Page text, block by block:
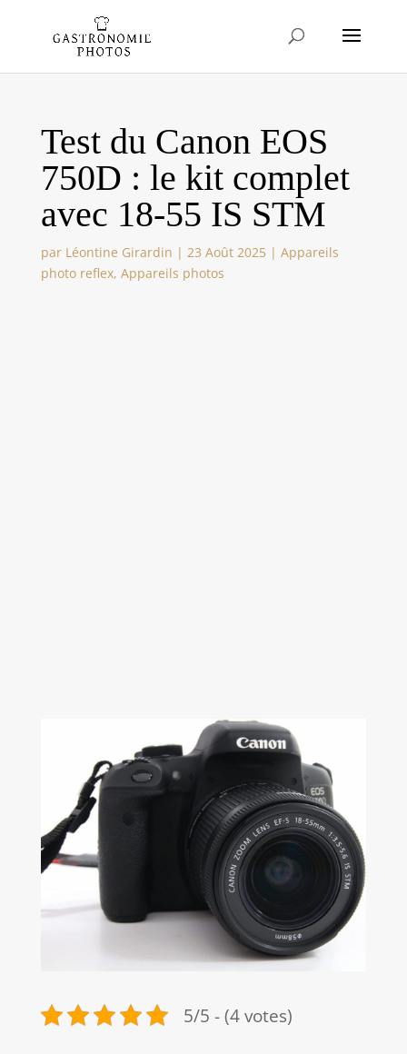
Test du Canon EOS
750D : le kit complet
avec 18-55 IS STM
par Léontine Girardin | 23 Août 2025| Appareils
photo reflex, Appareils photos
5/5 - (4 votes)